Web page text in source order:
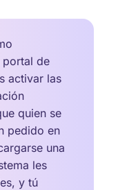
portal de
activar las
quien se
pedido en
una
les
y tú